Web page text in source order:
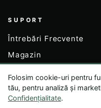
SUPORT
Întrebări Frecvente
Magazin
LEGAL
Folosim cookie-uri pentru
tău, pentru analiză și
Confidențialitate.